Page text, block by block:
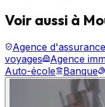
Voir aussi à
Agence d'assurance
voyages
Agence
Auto-école
Banque